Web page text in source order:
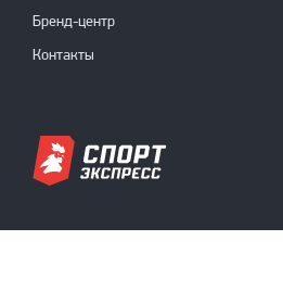
Бренд-центр
Контакты